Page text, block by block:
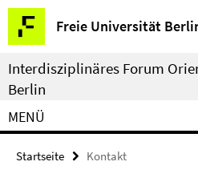
Springe
direkt
zu
Inhalt
Freie Universität
Service-
Navigation
Interdisziplinäres Forum
Berlin
MENÜ
Startseite Kontakt